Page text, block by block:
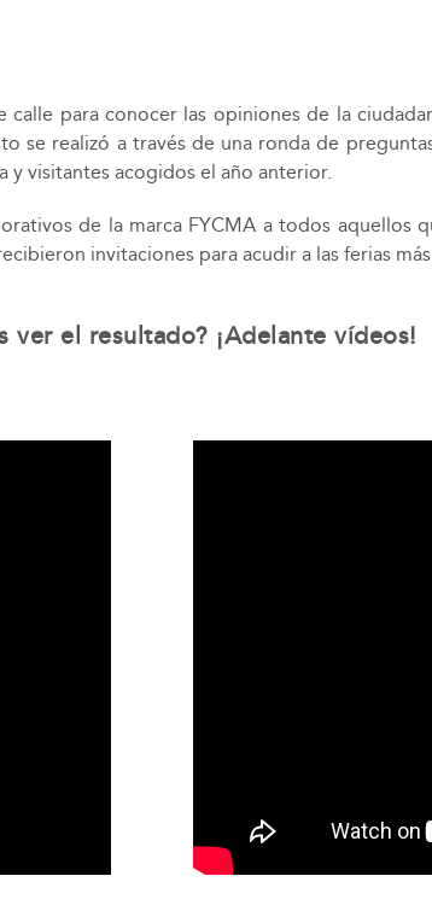
para conocer las opiniones de la
se realizó a través de una ronda de
y visitantes acogidos el año anterior.
de la marca FYCMA a todos aquellos
invitaciones para acudir a las ferias
ver el resultado? ¡Adelante vídeos!